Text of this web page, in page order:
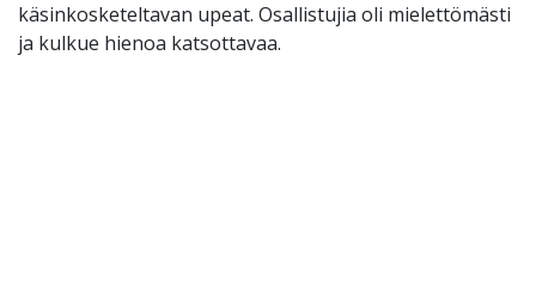
käsinkosketeltavan upeat. Osallistujia oli mielettömästi
ja kulkue hienoa katsottavaa.